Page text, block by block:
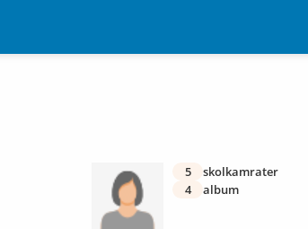
5
skolkamrater
4
album